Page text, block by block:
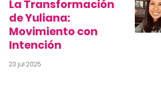
La Transformación
de Yuliana:
Movimiento con
Intención
23 jul 2025